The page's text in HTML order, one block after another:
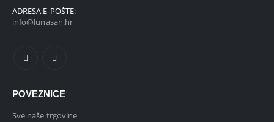
ADRESA E-POŠTE:
info@lunasan.hr
POVEZNICE
Sve naše trgovine